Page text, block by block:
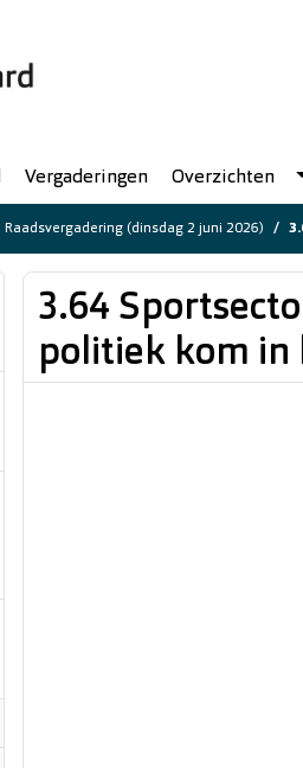
Vergaderingen Overzichten
Raadsvergadering (dinsdag 2 juni 2026)
3.64
politiek kom in